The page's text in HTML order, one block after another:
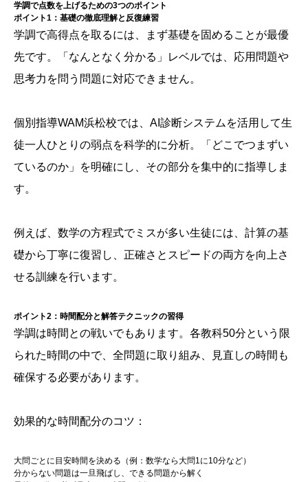
学調で点数を上げるための3つのポイント
ポイント1：基礎の徹底理解と反復練習
学調で高得点を取るには、まず基礎を固めることが最優
先です。「なんとなく分かる」レベルでは、応用問題や
思考力を問う問題に対応できません。
個別指導WAM浜松校では、AI診断システムを活用して生
徒一人ひとりの弱点を科学的に分析。「どこでつまずい
ているのか」を明確にし、その部分を集中的に指導しま
す。
例えば、数学の方程式でミスが多い生徒には、計算の基
礎から丁寧に復習し、正確さとスピードの両方を向上さ
せる訓練を行います。
ポイント2：時間配分と解答テクニックの習得
学調は時間との戦いでもあります。各教科50分という限
られた時間の中で、全問題に取り組み、見直しの時間も
確保する必要があります。
効果的な時間配分のコツ：
大問ごとに目安時間を決める（例：数学なら大問1に10分など）
分からない問題は一旦飛ばし、できる問題から解く